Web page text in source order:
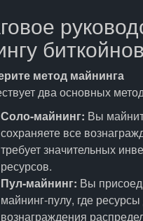
биткойнов
метод майнинга
два основных
Соло-майнинг: Вы
сохраняете все
требует значительных
ресурсов.
Пул-майнинг: Вы
майнинг-пулу, где
вознаграждения